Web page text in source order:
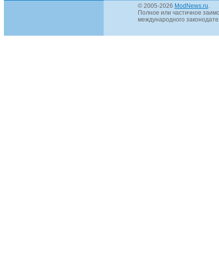
© 2005-2026 ModNews.ru
Полное или частичное
международного